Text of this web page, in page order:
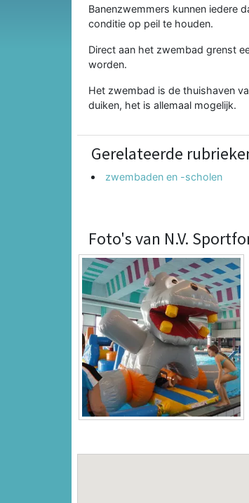
Banenzwemmers kunnen iedere
conditie op peil te houden.
Direct aan het zwembad grenst
worden.
Het zwembad is de thuishaven
duiken, het is allemaal mogelijk.
Gerelateerde
zwembaden en -scholen
Foto's van N.V.